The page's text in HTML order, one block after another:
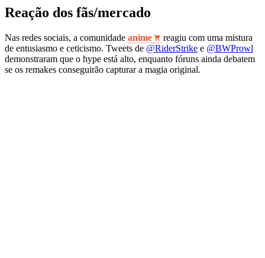
Reação dos fãs/mercado
Nas redes sociais, a comunidade anime
reagiu com uma mistura
de entusiasmo e ceticismo. Tweets de @RiderStrike e @BWProwl
demonstraram que o hype está alto, enquanto fóruns ainda debatem
se os remakes conseguirão capturar a magia original.